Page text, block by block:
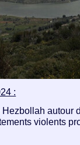
:
Hezbollah autour
violents